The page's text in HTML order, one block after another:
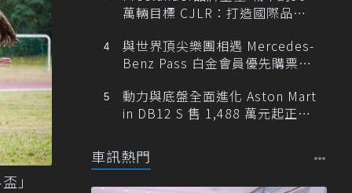
」
萬輛目標 CJLR：打造國際品牌
與世界頂尖樂團相遇 Mercedes-
Benz Pass 白金會員優先購票維
動力與底盤全面進化 Aston Mart
in DB12 S 售 1,488 萬元起正式
車訊熱門